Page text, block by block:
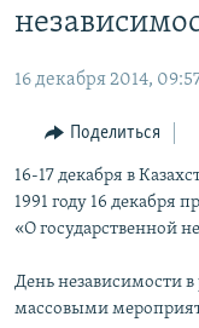
содержанию
навигации
Вернутся
поиску
УЗБЕКИСТАН
ТАДЖИКИСТАН
НА ДРУГИХ ЯЗЫКАХ
ҚАЗАҚША
КЫРГЫЗЧА
ЎЗБЕКЧА
TÜRKMENÇE
16 декабря 2014,
Поделиться
16-17 декабря в
1991 году 16 декабря
«О государственной
День независимости
массовыми